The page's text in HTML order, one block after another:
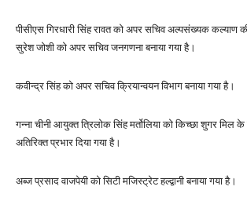
पीसीएस गिरधारी सिंह रावत को अपर सचिव अल्पसंख्यक कल्याण की
सुरेश जोशी को अपर सचिव जनगणना बनाया गया है।
कवीन्द्र सिंह को अपर सचिव क्रियान्वयन विभाग बनाया गया है।
गन्ना चीनी आयुक्त त्रिलोक सिंह मर्तोलिया को किच्छा शुगर मिल
अतिरिक्त प्रभार दिया गया है।
अब्ज प्रसाद वाजपेयी को सिटी मजिस्ट्रेट हल्द्वानी बनाया गया है।